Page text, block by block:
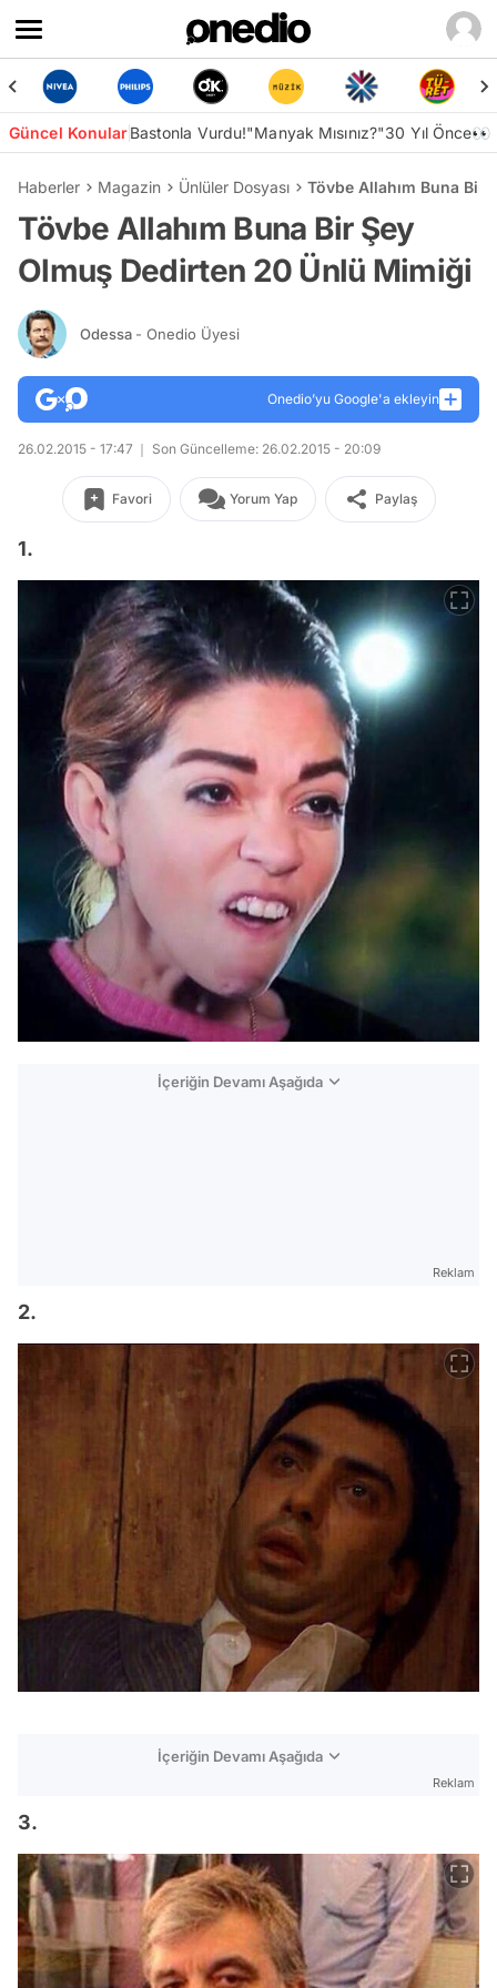
Güncel KonularBastonla Vurdu!"Manyak Mısınız?"30 Yıl Önce👀
Haberler Magazin Ünlüler Dosyası Tövbe Allahım Buna Bir
Tövbe Allahım Buna Bir Şey
Olmuş Dedirten 20 Ünlü Mimiği
Odessa - Onedio Üyesi
Onedio’yu Google'a ekleyin
26.02.2015 - 17:47 Son Güncelleme: 26.02.2015 - 20:09
Favori Yorum Yap Paylaş
1.
İçeriğin Devamı Aşağıda
Reklam
2.
İçeriğin Devamı Aşağıda
Reklam
3.